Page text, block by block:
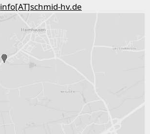
info[AT]schmid-hv.de